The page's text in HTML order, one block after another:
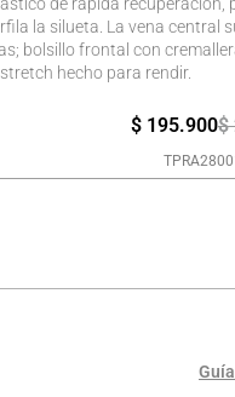
la silueta. La vena central
bolsillo frontal con
hecho para rendir.
$
$ 195.900